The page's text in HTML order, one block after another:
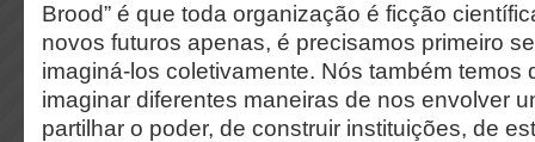
Brood” é que toda organização é ficção
novos futuros apenas, é precisamos primeiro
imaginá-los coletivamente. Nós também temos
imaginar diferentes maneiras de nos envolver
partilhar o poder, de construir instituições, de